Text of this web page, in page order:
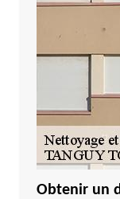
Obtenir un